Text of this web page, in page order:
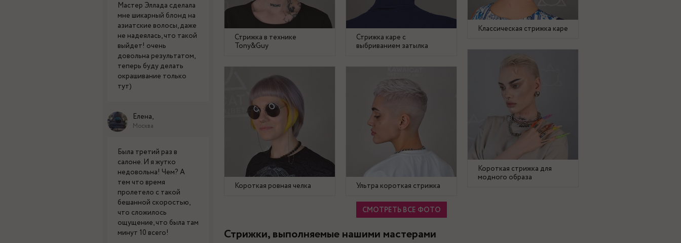
Мастер Эллада сделала
мне шикарный блонд на
азиатские волосы, даже
не надеялась, что такой
выйдет! очень
довольна результатом,
теперь буду делать
окрашивание только
тут)
Елена,
Москва
Была третий раз в
салоне. И я жутко
недовольна! Чем? А
тем что время
пролетело с такой
бешанной скоростью,
что сложилось
ощущение, что была там
минут 10 всего!
Классическая стрижка каре
Стрижка в технике
Tony&Guy
Стрижка каре с
выбриванием затылка
Короткая стрижка для
модного образа
Короткая ровная челка
Ультра короткая стрижка
СМОТРЕТЬ ВСЕ ФОТО
Стрижки, выполняемые нашими мастерами